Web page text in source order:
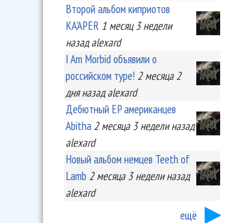
Второй альбом киприотов
KA'APER 1 месяц 3 недели
назад alexard
I Am Morbid объявили о
российском туре! 2 месяца 2
дняназад alexard
Дебютный EP американцев
Abitha 2 месяца 3 неделиназад
alexard
Новый альбом немцев Teeth of
Lamb 2 месяца 3 неделиназад
alexard
ещё